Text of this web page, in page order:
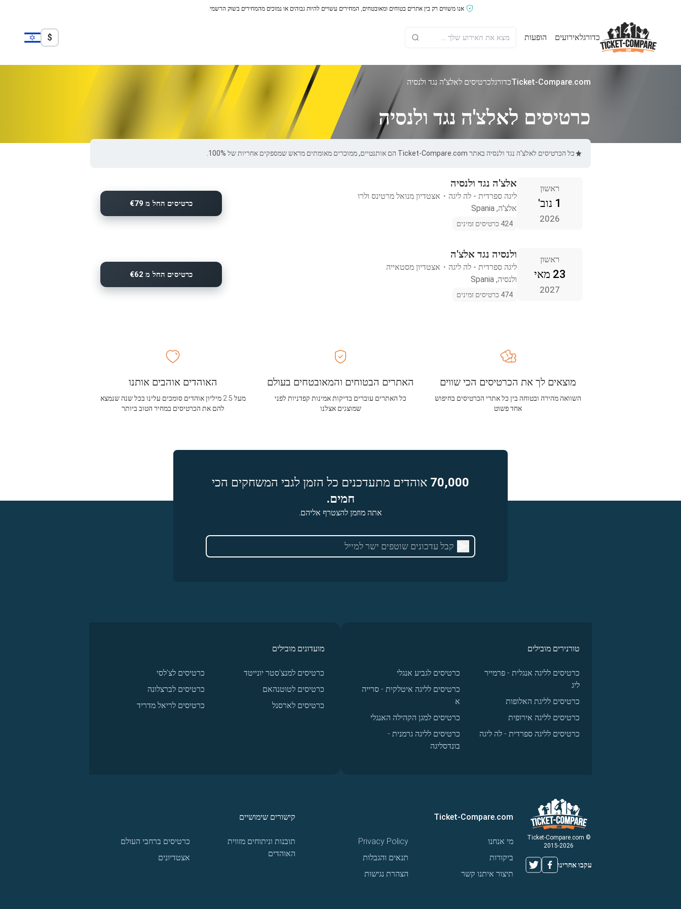
אנו משווים רק בין אתרים בטוחים ומאובטחים, המחירים עשויים להיות גבוהים או נמוכים מהמחירים בשוק הרשמי.
כדורגלאירועים הופעות $
Ticket-Compare.comכדורגלכרטיסים לאלצ'ה נגד ולנסיה
כרטיסים לאלצ'ה נגד ולנסיה
כל הכרטיסים לאלצ'ה נגד ולנסיה באתר Ticket-Compare.com הם אותנטיים, ממוכרים מאומתים מראש שמספקים אחריות של 100%.
ראשון
1 נוב'
2026
אלצ'ה נגד ולנסיה
ליגה ספרדית - לה ליגה ・ אצטדיון מנואל מרטינס ולרו
אלצ'ה, Spania
424 כרטיסים זמינים
כרטיסים החל מ €79
ראשון
23 מאי
2027
ולנסיה נגד אלצ'ה
ליגה ספרדית - לה ליגה ・ אצטדיון מסטאייה
ולנסיה, Spania
474 כרטיסים זמינים
כרטיסים החל מ €62
האתרים הבטוחים והמאובטחים בעולם
כל האתרים עוברים בדיקות אמינות קפדניות לפני
שמוצגים אצלנו
מוצאים לך את הכרטיסים הכי שווים
השוואה מהירה ובטוחה בין כל אתרי הכרטיסים בחיפוש
אחד פשוט
האוהדים אוהבים אותנו
מעל 2.5 מיליון אוהדים סומכים עלינו בכל שנה שנמצא
להם את הכרטיסים במחיר הטוב ביותר
70,000 אוהדים מתעדכנים כל הזמן לגבי המשחקים הכי
חמים.
אתה מוזמן להצטרף אליהם.
טורנירים מובילים
כרטיסים לליגה אנגלית - פרמייר
ליג
כרטיסים לליגת האלופות
כרטיסים לליגה אירופית
כרטיסים לליגה ספרדית - לה ליגה
כרטיסים לגביע אנגלי
כרטיסים לליגה איטלקית - סרייה
א
כרטיסים למגן הקהילה האנגלי
כרטיסים לליגה גרמנית -
בונדסליגה
מועדונים מובילים
כרטיסים למנצ'סטר יונייטד
כרטיסים לטוטנהאם
כרטיסים לארסנל
כרטיסים לצ'לסי
כרטיסים לברצלונה
כרטיסים לריאל מדריד
© Ticket-Compare.com
2015-2026
עקבו אחרינו
Ticket-Compare.com
מי אנחנו
ביקורות
תיצור איתנו קשר
Privacy Policy
תנאים והגבלות
הצהרת נגישות
קישורים שימושיים
תובנות וניתוחים מזווית
האוהדים
כרטיסים ברחבי העולם
אצטדיונים